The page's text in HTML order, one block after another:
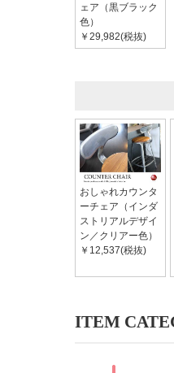
ェア（黒ブラック
色）
￥29,982(税抜)
おしゃれカウンタ
ーチェア（インダ
ストリアルデザイ
ン／クリアー色）
￥12,537(税抜)